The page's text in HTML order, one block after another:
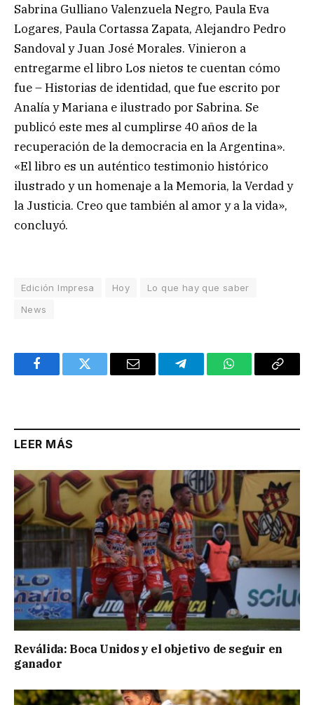
Sabrina Gulliano Valenzuela Negro, Paula Eva
Logares, Paula Cortassa Zapata, Alejandro Pedro
Sandoval y Juan José Morales. Vinieron a
entregarme el libro Los nietos te cuentan cómo
fue – Historias de identidad, que fue escrito por
Analía y Mariana e ilustrado por Sabrina. Se
publicó este mes al cumplirse 40 años de la
recuperación de la democracia en la Argentina».
«El libro es un auténtico testimonio histórico
ilustrado y un homenaje a la Memoria, la Verdad y
la Justicia. Creo que también al amor y a la vida»,
concluyó.
Edición Impresa Hoy
Lo que hay que saber
News
FacebookTwitter Email TelegramWhatsAppCopy
LEER MÁS
Reválida: Boca Unidos y el objetivo de seguir en
ganador